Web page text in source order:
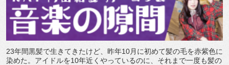
23年間黒髪で生きてきたけど、昨年10月に初めて髪の毛を赤紫色に
染めた。アイドルを10年近くやっているのに、それまで一度も髪の